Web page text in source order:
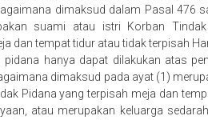
dimaksud dalam Pasal 476
suami atau istri KorbanTindak
dan tempattidur atautidakterpisah
pidana hanya dapat dilakukan atas
dimaksud pada ayat (1)
Pidanayang terpisah meja dan
atau merupakan keluarga sedarah